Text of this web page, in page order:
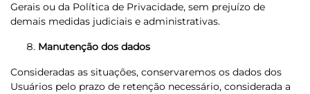
Gerais ou da Política de Privacidade, sem prejuízo de
demais medidas judiciais e administrativas.
Manutenção dos dados
Consideradas as situações, conservaremos os dados dos
Usuários pelo prazo de retenção necessário, considerada a